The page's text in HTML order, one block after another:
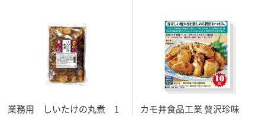
業務用 しいたけの丸煮 1
カモ井食品工業 贅沢珍味